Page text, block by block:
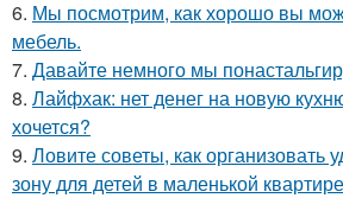
6. Мы посмотрим, как хорошо вы
мебель.
7. Давайте немного мы
8. Лайфхак: нет денег на новую
хочется?
9. Ловите советы, как организовать
зону для детей в маленькой